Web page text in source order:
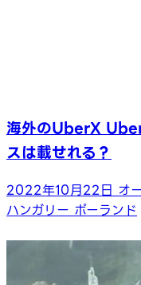
海外のUberX
スは載せれる？
2022年10月22日 オ
ハンガリー ポーランド